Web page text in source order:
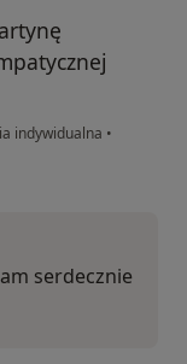
indywidualna •
serdecznie